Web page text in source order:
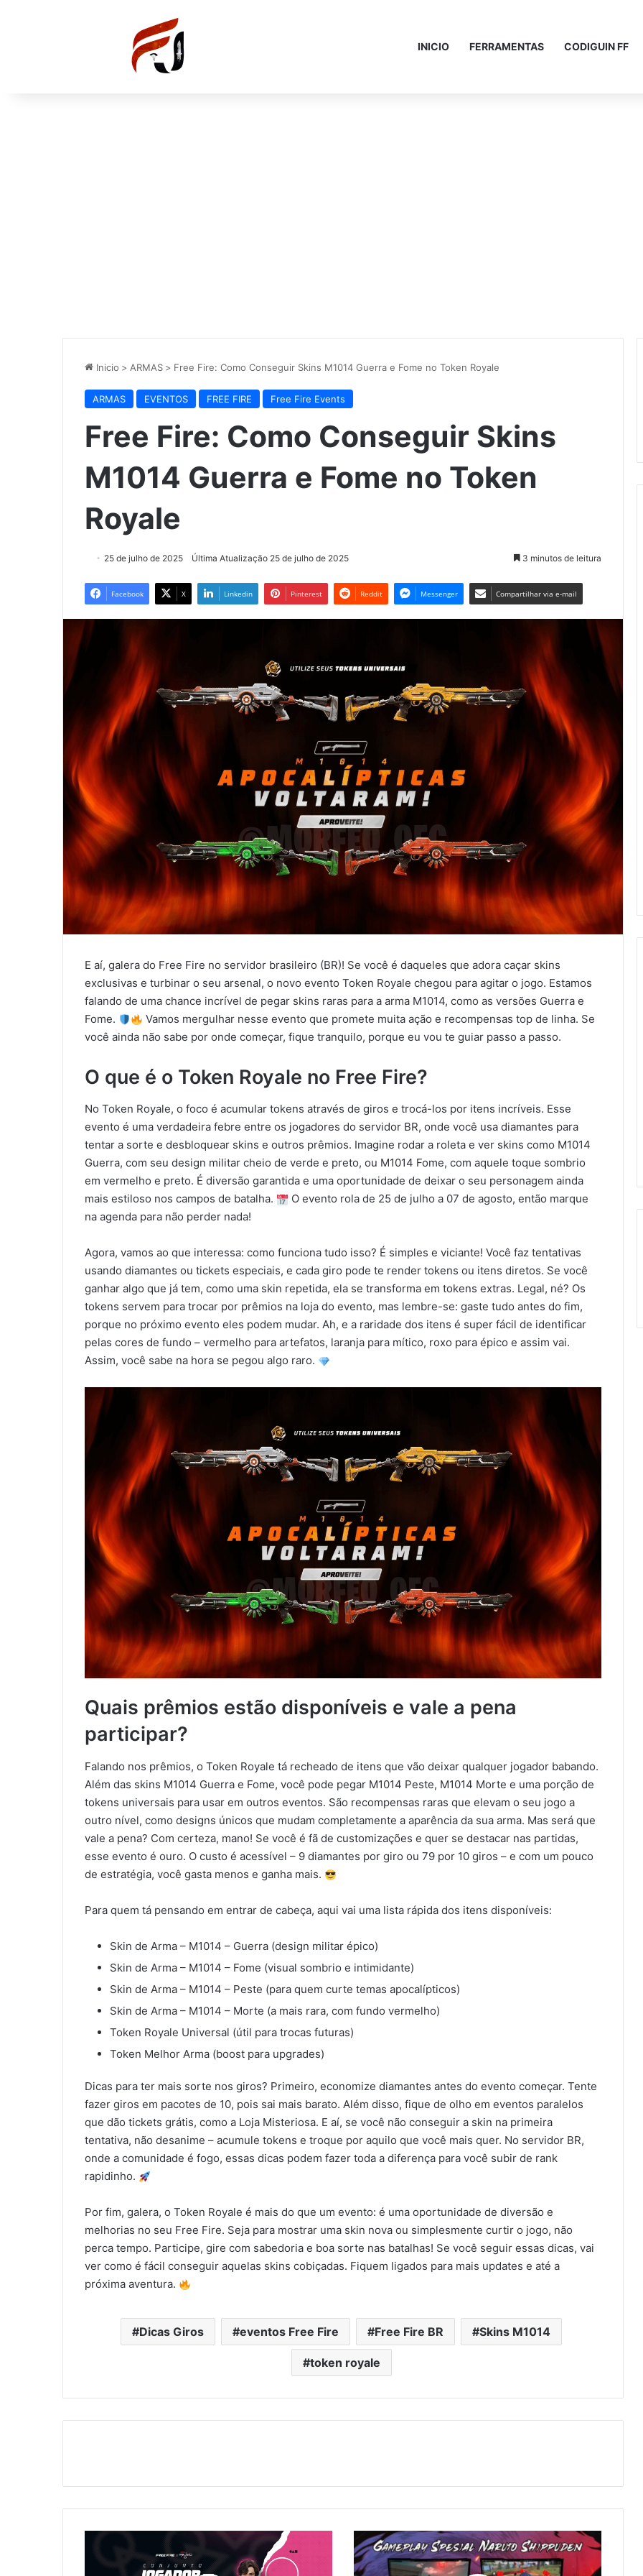
INICIO FERRAMENTAS CODIGUIN FF
Inicio > ARMAS > Free Fire: Como Conseguir Skins M1014 Guerra e Fome no Token Royale
ARMAS EVENTOS FREE FIRE Free Fire Events
Free Fire: Como Conseguir Skins
M1014 Guerra e Fome no Token
Royale
25 de julho de 2025 Última Atualização 25 de julho de 2025 3 minutos de leitura
Facebook X Linkedin Pinterest Reddit Messenger Compartilhar via e-mail
E aí, galera do Free Fire no servidor brasileiro (BR)! Se você é daqueles que adora caçar skins
exclusivas e turbinar o seu arsenal, o novo evento Token Royale chegou para agitar o jogo. Estamos
falando de uma chance incrível de pegar skins raras para a arma M1014, como as versões Guerra e
Fome.
Vamos mergulhar nesse evento que promete muita ação e recompensas top de linha. Se
você ainda não sabe por onde começar, fique tranquilo, porque eu vou te guiar passo a passo.
O que é o Token Royale no Free Fire?
No Token Royale, o foco é acumular tokens através de giros e trocá-los por itens incríveis. Esse
evento é uma verdadeira febre entre os jogadores do servidor BR, onde você usa diamantes para
tentar a sorte e desbloquear skins e outros prêmios. Imagine rodar a roleta e ver skins como M1014
Guerra, com seu design militar cheio de verde e preto, ou M1014 Fome, com aquele toque sombrio
em vermelho e preto. É diversão garantida e uma oportunidade de deixar o seu personagem ainda
mais estiloso nos campos de batalha.
O evento rola de 25 de julho a 07 de agosto, então marque
na agenda para não perder nada!
Agora, vamos ao que interessa: como funciona tudo isso? É simples e viciante! Você faz tentativas
usando diamantes ou tickets especiais, e cada giro pode te render tokens ou itens diretos. Se você
ganhar algo que já tem, como uma skin repetida, ela se transforma em tokens extras. Legal, né? Os
tokens servem para trocar por prêmios na loja do evento, mas lembre-se: gaste tudo antes do fim,
porque no próximo evento eles podem mudar. Ah, e a raridade dos itens é super fácil de identificar
pelas cores de fundo – vermelho para artefatos, laranja para mítico, roxo para épico e assim vai.
Assim, você sabe na hora se pegou algo raro.
Quais prêmios estão disponíveis e vale a pena
participar?
Falando nos prêmios, o Token Royale tá recheado de itens que vão deixar qualquer jogador babando.
Além das skins M1014 Guerra e Fome, você pode pegar M1014 Peste, M1014 Morte e uma porção de
tokens universais para usar em outros eventos. São recompensas raras que elevam o seu jogo a
outro nível, como designs únicos que mudam completamente a aparência da sua arma. Mas será que
vale a pena? Com certeza, mano! Se você é fã de customizações e quer se destacar nas partidas,
esse evento é ouro. O custo é acessível – 9 diamantes por giro ou 79 por 10 giros – e com um pouco
de estratégia, você gasta menos e ganha mais.
Para quem tá pensando em entrar de cabeça, aqui vai uma lista rápida dos itens disponíveis:
Skin de Arma – M1014 – Guerra (design militar épico)
Skin de Arma – M1014 – Fome (visual sombrio e intimidante)
Skin de Arma – M1014 – Peste (para quem curte temas apocalípticos)
Skin de Arma – M1014 – Morte (a mais rara, com fundo vermelho)
Token Royale Universal (útil para trocas futuras)
Token Melhor Arma (boost para upgrades)
Dicas para ter mais sorte nos giros? Primeiro, economize diamantes antes do evento começar. Tente
fazer giros em pacotes de 10, pois sai mais barato. Além disso, fique de olho em eventos paralelos
que dão tickets grátis, como a Loja Misteriosa. E aí, se você não conseguir a skin na primeira
tentativa, não desanime – acumule tokens e troque por aquilo que você mais quer. No servidor BR,
onde a comunidade é fogo, essas dicas podem fazer toda a diferença para você subir de rank
rapidinho.
Por fim, galera, o Token Royale é mais do que um evento: é uma oportunidade de diversão e
melhorias no seu Free Fire. Seja para mostrar uma skin nova ou simplesmente curtir o jogo, não
perca tempo. Participe, gire com sabedoria e boa sorte nas batalhas! Se você seguir essas dicas, vai
ver como é fácil conseguir aquelas skins cobiçadas. Fiquem ligados para mais updates e até a
próxima aventura.
Dicas Giros eventos Free Fire Free Fire BR Skins M1014
token royale
Free
Como
Atualização
Free
Fire